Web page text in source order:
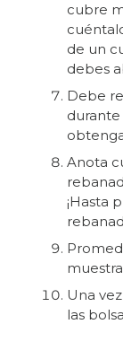
cubre
de un
debes
Debe
durante
Anota
¡Hasta
Una
las